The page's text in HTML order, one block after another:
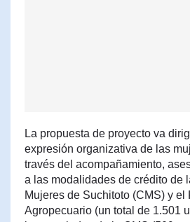
La propuesta de proyecto va
expresión organizativa de las
través del acompañamiento,
a las modalidades de crédito de
Mujeres de Suchitoto (CMS) y el
Agropecuario (un total de 1.501